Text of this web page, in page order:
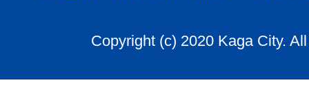
Copyright (c) 2020 Kaga City.